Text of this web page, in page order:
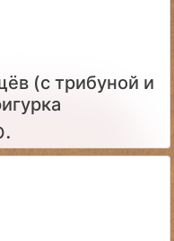
(с трибуной и